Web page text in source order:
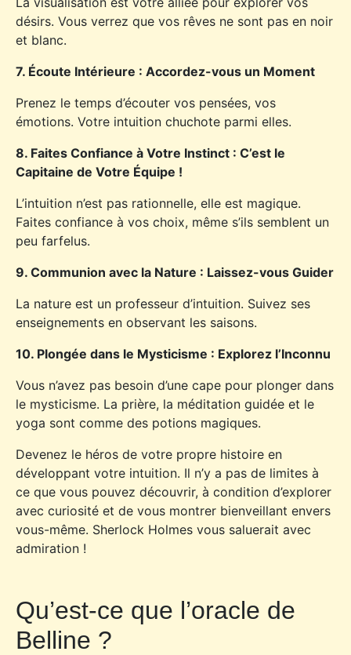
désirs. Vous verrez que vos rêves ne sont pas en noir
et blanc.
7. Écoute Intérieure : Accordez-vous un Moment
Prenez le temps d’écouter vos pensées, vos
émotions. Votre intuition chuchote parmi elles.
8. Faites Confiance à Votre Instinct : C’est le
Capitaine de Votre Équipe !
L’intuition n’est pas rationnelle, elle est magique.
Faites confiance à vos choix, même s’ils semblent un
peu farfelus.
9. Communion avec la Nature : Laissez-vous Guider
La nature est un professeur d’intuition. Suivez ses
enseignements en observant les saisons.
10. Plongée dans le Mysticisme : Explorez l’Inconnu
Vous n’avez pas besoin d’une cape pour plonger dans
le mysticisme. La prière, la méditation guidée et le
yoga sont comme des potions magiques.
Devenez le héros de votre propre histoire en
développant votre intuition. Il n’y a pas de limites à
ce que vous pouvez découvrir, à condition d’explorer
avec curiosité et de vous montrer bienveillant envers
vous-même. Sherlock Holmes vous saluerait avec
admiration !
Qu’est-ce que l’oracle de
Belline ?